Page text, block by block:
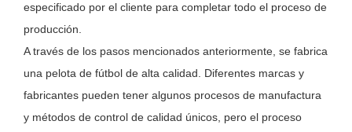
especificado por el cliente para completar todo el proceso de
producción.
A través de los pasos mencionados anteriormente, se fabrica
una pelota de fútbol de alta calidad. Diferentes marcas y
fabricantes pueden tener algunos procesos de manufactura
y métodos de control de calidad únicos, pero el proceso